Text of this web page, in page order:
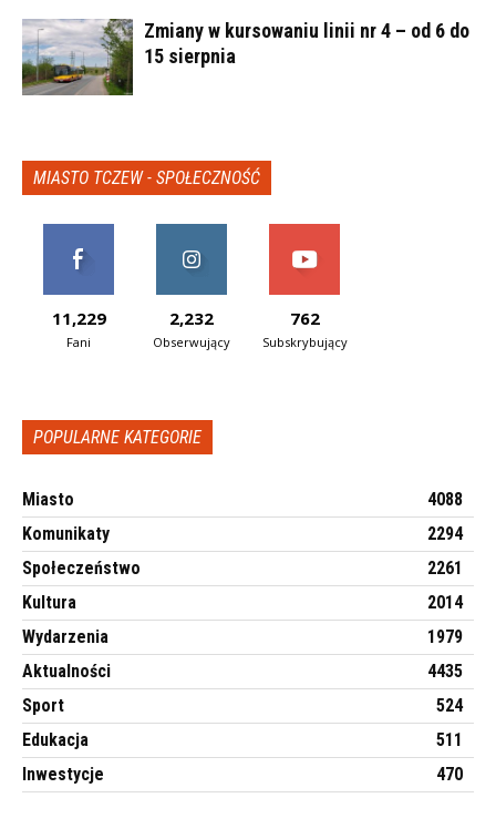
Zmiany w kursowaniu linii nr 4 – od 6 do
15 sierpnia
MIASTO TCZEW - SPOŁECZNOŚĆ
11,229
Fani
2,232
Obserwujący
762
Subskrybujący
POPULARNE KATEGORIE
Miasto
4088
Komunikaty
2294
Społeczeństwo
2261
Kultura
2014
Wydarzenia
1979
Aktualności
4435
Sport
524
Edukacja
511
Inwestycje
470